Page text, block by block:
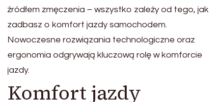
źródłem zmęczenia – wszystko zależy od tego, jak
zadbasz o komfort jazdy samochodem.
Nowoczesne rozwiązania technologiczne oraz
ergonomia odgrywają kluczową rolę w komforcie
jazdy.
Komfort jazdy